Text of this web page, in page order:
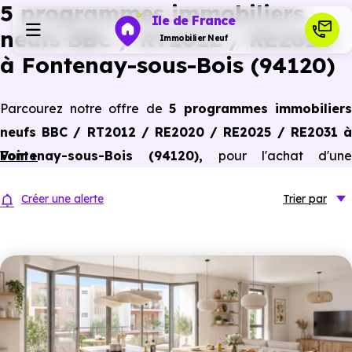
Ile de France
Immobilier Neuf
Investir
Ressources
Financer
5 programmes immobiliers
neufs BBC / RT2012 / RE2020
à Fontenay-sous-Bois (94120)
Parcourez notre offre de 5 programmes immobiliers
neufs BBC / RT2012 / RE2020 / RE2025 / RE2031 à
Fontenay-sous-Bois (94120), pour l'achat d'une
conforme aux dernières normes de performances
Voir +
Créer une alerte Trier par